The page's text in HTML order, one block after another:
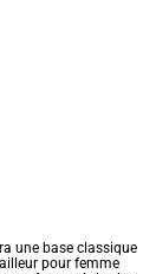
une base classique
pour femme